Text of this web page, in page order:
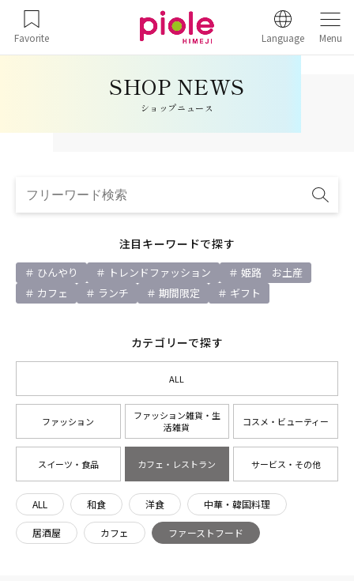
Favorite Language Menu
ショップニュース
注目キーワードで探す
ひんやり トレンドファッション
姫路 お土産
カフェ
ランチ 期間限定 ギフト
カテゴリーで探す
ALL
ファッション
ファッション雑貨・生
活雑貨
コスメ・ビューティー
スイーツ・食品 カフェ・レストラン サービス・その他
ALL 和食 洋食 中華・韓国料理
居酒屋 カフェ ファーストフード